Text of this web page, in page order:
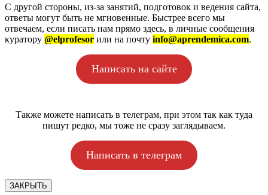
С другой стороны, из-за занятий, подготовок и ведения сайта,
ответы могут быть не мгновенные. Быстрее всего мы
отвечаем, если писать нам прямо здесь, в личные сообщения
куратору @elprofesor или на почту info@aprendemica.com.
Написать на сайте
Также можете написать в телеграм, при этом так как туда
пишут редко, мы тоже не сразу заглядываем.
Написать в телеграм
ЗАКРЫТЬ